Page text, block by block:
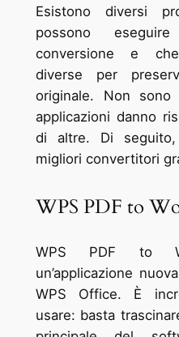
Esistono diversi
possono
conversione e
diverse per
originale. Non
applicazioni danno
di altre. Di
migliori convertitori
WPS PDF to
WPS PDF to
un’applicazione
WPS Office. È
usare: basta